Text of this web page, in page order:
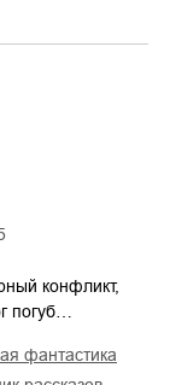
конфликт,
погуб…
фантастика